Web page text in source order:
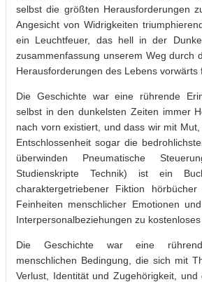
selbst die größten Herausforderungen
Angesicht von Widrigkeiten
ein Leuchtfeuer, das hell in der
zusammenfassung unserem Weg durch
Herausforderungen des Lebens vorwärts
Die Geschichte war eine rührende
selbst in den dunkelsten Zeiten immer
nach vorn existiert, und dass wir mit
Entschlossenheit sogar die
überwinden Pneumatische
Studienskripte Technik) ist ein
charaktergetriebener Fiktion
Feinheiten menschlicher Emotionen
Interpersonalbeziehungen zu kostenloses
Die Geschichte war eine
menschlichen Bedingung, die sich mit
Verlust, Identität und Zugehörigkeit,